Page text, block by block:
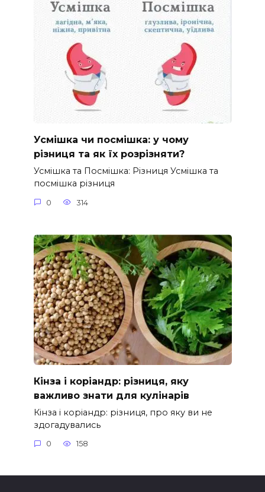
Усмішка чи посмішка: у чому
різниця та як їх розрізняти?
Усмішка та Посмішка: Різниця Усмішка та
посмішка різниця
0 314
Кінза і коріандр: різниця, яку
важливо знати для кулінарів
Кінза і коріандр: різниця, про яку ви не
здогадувались
0 158